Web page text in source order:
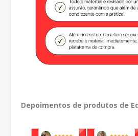
Depoimentos de produtos de